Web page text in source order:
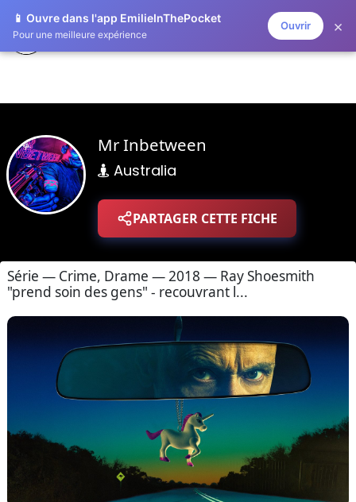
📱 Ouvre dans l'app EmilieInThePocket
Pour une meilleure expérience
Ouvrir ×
ZAPLISTOO
Mr Inbetween
Australia
PARTAGER CETTE FICHE
Série — Crime, Drame — 2018 — Ray Shoesmith
"prend soin des gens" - recouvrant l...